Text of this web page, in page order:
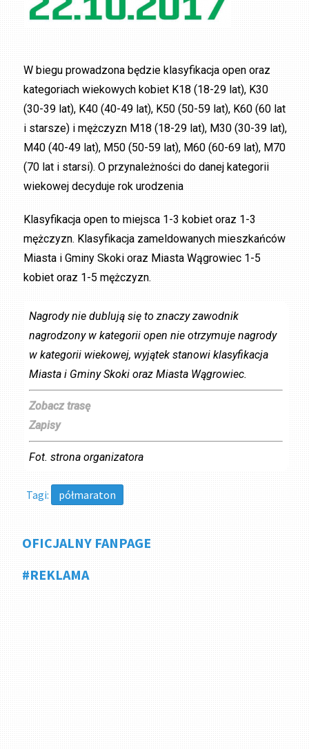
W biegu prowadzona będzie klasyfikacja open oraz
kategoriach wiekowych kobiet K18 (18-29 lat), K30
(30-39 lat), K40 (40-49 lat), K50 (50-59 lat), K60 (60 lat
i starsze) i mężczyzn M18 (18-29 lat), M30 (30-39 lat),
M40 (40-49 lat), M50 (50-59 lat), M60 (60-69 lat), M70
(70 lat i starsi). O przynależności do danej kategorii
wiekowej decyduje rok urodzenia
Klasyfikacja open to miejsca 1-3 kobiet oraz 1-3
mężczyzn. Klasyfikacja zameldowanych mieszkańców
Miasta i Gminy Skoki oraz Miasta Wągrowiec 1-5
kobiet oraz 1-5 mężczyzn.
Nagrody nie dublują się to znaczy zawodnik
nagrodzony w kategorii open nie otrzymuje nagrody
w kategorii wiekowej, wyjątek stanowi klasyfikacja
Miasta i Gminy Skoki oraz Miasta Wągrowiec.
Zobacz trasę
Zapisy
Fot. strona organizatora
Tagi: półmaraton
OFICJALNY FANPAGE
#REKLAMA